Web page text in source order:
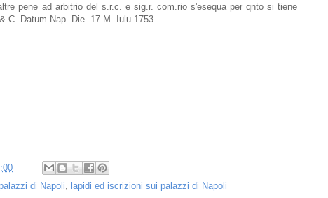
pene ad arbitrio del s.r.c. e sig.r. com.rio s'esequa per qnto si tiene
C. Datum Nap. Die. 17 M. Iulu 1753
di Napoli, lapidi ed iscrizioni sui palazzi di Napoli